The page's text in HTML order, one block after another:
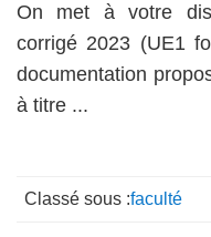
On met à votre
corrigé 2023 (UE1
documentation
à titre ...
Classé sous :faculté